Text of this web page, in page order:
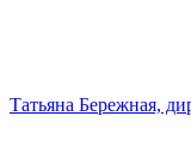
Татьяна Бережная,